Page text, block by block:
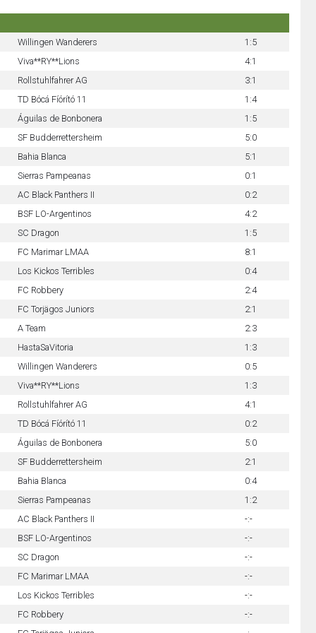
Willingen Wanderers
1:5
Viva**RY**Lions
4:1
Rollstuhlfahrer AG
3:1
TD Bócá Fíórító 11
1:4
Águilas de Bonbonera
1:5
SF Budderrettersheim
5:0
Bahia Blanca
5:1
Sierras Pampeanas
0:1
AC Black Panthers II
0:2
BSF LO-Argentinos
4:2
SC Dragon
1:5
FC Marimar LMAA
8:1
Los Kickos Terribles
0:4
FC Robbery
2:4
FC Torjägos Juniors
2:1
A Team
2:3
HastaSaVitoria
1:3
Willingen Wanderers
0:5
Viva**RY**Lions
1:3
Rollstuhlfahrer AG
4:1
TD Bócá Fíórító 11
0:2
Águilas de Bonbonera
5:0
SF Budderrettersheim
2:1
Bahia Blanca
0:4
Sierras Pampeanas
1:2
AC Black Panthers II
-:-
BSF LO-Argentinos
-:-
SC Dragon
-:-
FC Marimar LMAA
-:-
Los Kickos Terribles
-:-
FC Robbery
-:-